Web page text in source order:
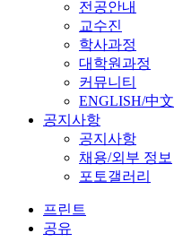
전공안내
교수진
학사과정
대학원과정
커뮤니티
ENGLISH/中文
공지사항
공지사항
채용/외부 정보
포토갤러리
프린트
공유